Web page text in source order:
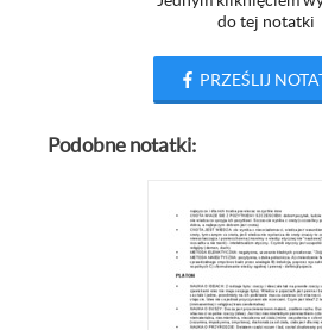
do tej notatki
PRZEŚLIJ
Podobne notatki: